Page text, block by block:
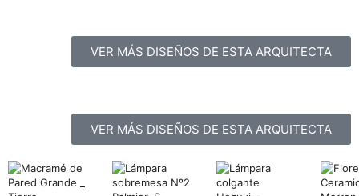
VER MÁS DISEÑOS DE ESTA ARQUITECTA
VER MÁS DISEÑOS DE ESTA ARQUITECTA